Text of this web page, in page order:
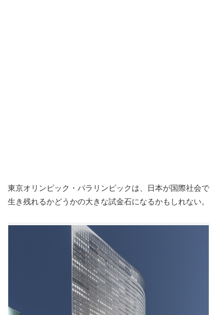
東京オリンピック・パラリンピックは、日本が国際社会で
生き残れるかどうかの大きな試金石になるかもしれない。